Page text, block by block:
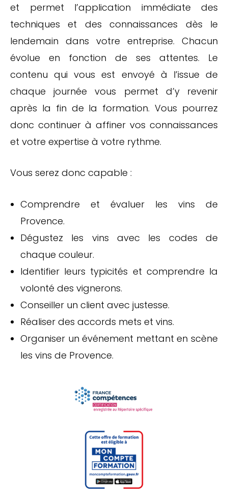
et permet l’application immédiate des
techniques et des connaissances dès le
lendemain dans votre entreprise. Chacun
évolue en fonction de ses attentes. Le
contenu qui vous est envoyé à l’issue de
chaque journée vous permet d’y revenir
après la fin de la formation. Vous pourrez
donc continuer à affiner vos connaissances
et votre expertise à votre rythme.
Vous serez donc capable :
Comprendre et évaluer les vins de
Provence.
Dégustez les vins avec les codes de
chaque couleur.
Identifier leurs typicités et comprendre la
volonté des vignerons.
Conseiller un client avec justesse.
Réaliser des accords mets et vins.
Organiser un événement mettant en scène
les vins de Provence.